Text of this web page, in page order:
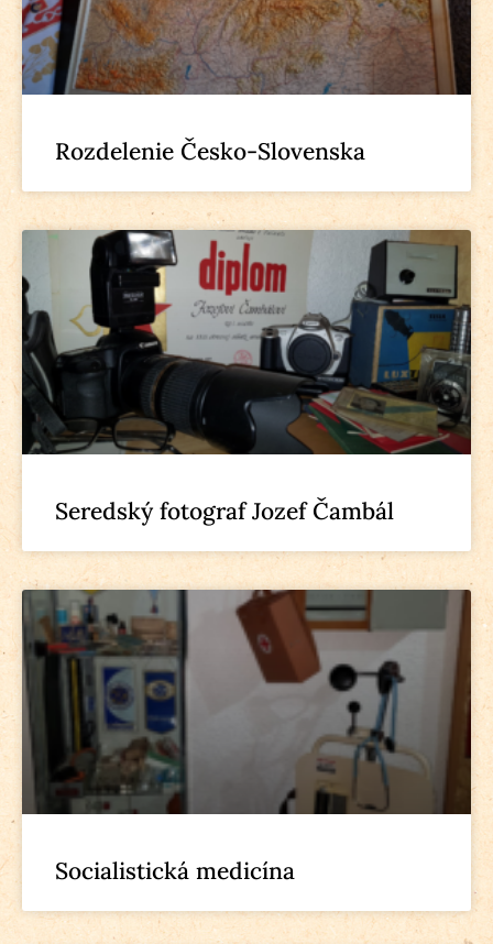
Rozdelenie Česko-Slovenska
Seredský fotograf Jozef Čambál
Socialistická medicína